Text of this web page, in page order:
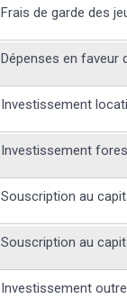
Frais de garde des
Dépenses en faveur
Investissement
Investissement
Souscription au
Souscription au
Investissement